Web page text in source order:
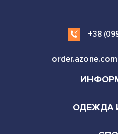
+38
ОДЕЖДА